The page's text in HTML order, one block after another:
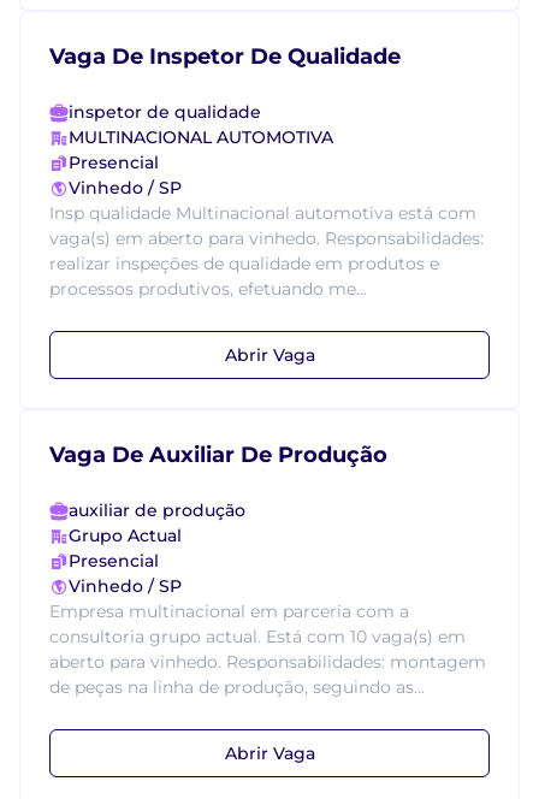
Vaga De Inspetor De Qualidade
inspetor de qualidade
MULTINACIONAL AUTOMOTIVA
Presencial
Vinhedo / SP
Insp qualidade Multinacional automotiva está com
vaga(s) em aberto para vinhedo. Responsabilidades:
realizar inspeções de qualidade em produtos e
processos produtivos, efetuando me...
Abrir Vaga
Vaga De Auxiliar De Produção
auxiliar de produção
Grupo Actual
Presencial
Vinhedo / SP
Empresa multinacional em parceria com a
consultoria grupo actual. Está com 10 vaga(s) em
aberto para vinhedo. Responsabilidades: montagem
de peças na linha de produção, seguindo as...
Abrir Vaga